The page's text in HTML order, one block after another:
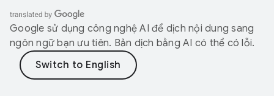
Google sử dụng công nghệ AI để dịch nội dung sang
ngôn ngữ bạn ưu tiên. Bản dịch bằng AI có thể có lỗi.